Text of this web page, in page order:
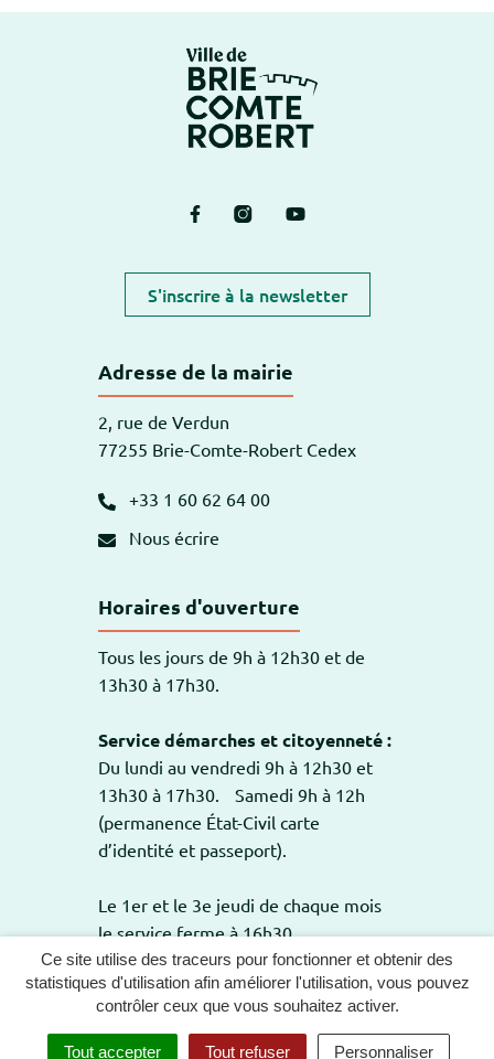
Ce site utilise des traceurs pour fonctionner et obtenir des
statistiques d'utilisation afin améliorer l'utilisation, vous pouvez
contrôler ceux que vous souhaitez activer.
Tout accepter Tout refuser Personnaliser
Lien vers le compte Facebook
Lien vers le compte Instagram
Lien vers la chaîne
S'inscrire à la newsletter
Adresse de la mairie
2, rue de Verdun
77255 Brie-Comte-Robert Cedex
+33 1 60 62 64 00
Nous écrire
Horaires d'ouverture
Tous les jours de 9h à 12h30 et de
13h30 à 17h30.
Service démarches et citoyenneté :
Du lundi au vendredi 9h à 12h30 et
13h30 à 17h30. Samedi 9h à 12h
(permanence État-Civil carte
d’identité et passeport).
Le 1er et le 3e jeudi de chaque mois
le service ferme à 16h30.
GESTION DES COOKIES
PLAN DU SITE